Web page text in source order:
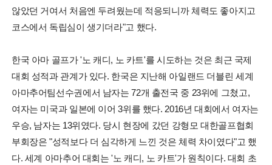
않았던 거여서 처음엔 두려웠는데 적응되니까 체력도 좋아지고
코스에서 독립심이 생기더라"고 했다.
한국 아마 골프가 '노 캐디, 노 카트'를 시도하는 것은 최근 국제
대회 성적과 관계가 있다. 한국은 지난해 아일랜드 더블린 세계
아마추어팀선수권에서 남자는 72개 출전국 중 23위에 그쳤고,
여자는 미국과 일본에 이어 3위를 했다. 2016년 대회에서 여자는
우승, 남자는 13위였다. 당시 현장에 갔던 강형모 대한골프협회
부회장은 "성적보다 더 심각하게 느낀 것은 체력 차이였다"고 했
다. 세계 아마추어 대회는 '노 캐디, 노 카트'가 원칙이다. 대회 초